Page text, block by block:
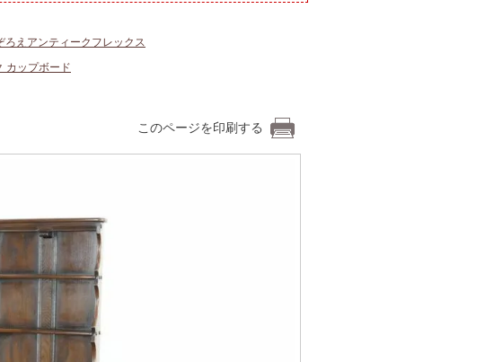
ろえアンティークフレックス
カップボード
このページを印刷する